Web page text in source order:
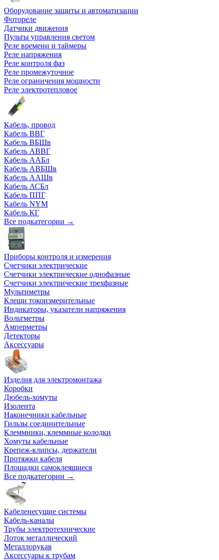
Оборудование защиты и автоматизации
Фотореле
Датчики движения
Пульты управления светом
Реле времени и таймеры
Реле напряжения
Реле контроля фаз
Реле промежуточное
Реле ограничения мощности
Реле электротепловое
Кабель, провод
Кабель ВВГ
Кабель ВБШв
Кабель АВВГ
Кабель ААБл
Кабель АВБШв
Кабель ААШв
Кабель АСБл
Кабель ППГ
Кабель NYM
Кабель КГ
Все подкатегории →
Приборы контроля и измерения
Счетчики электрические
Счетчики электрические однофазные
Счетчики электрические трехфазные
Мультиметры
Клещи токоизмерительные
Индикаторы, указатели напряжения
Вольтметры
Амперметры
Детекторы
Аксессуары
Изделия для электромонтажа
Коробки
Дюбель-хомуты
Изолента
Наконечники кабельные
Гильзы соединительные
Клеммники, клеммные колодки
Хомуты кабельные
Крепеж-клипсы, держатели
Протяжки кабеля
Площадки самоклеящиеся
Все подкатегории →
Кабеленесущие системы
Кабель-каналы
Трубы электротехнические
Лоток металлический
Металлорукав
Аксессуары к трубам